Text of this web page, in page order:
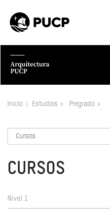
Inicio Estudios Pregrado
CURSOS
Nivel 1